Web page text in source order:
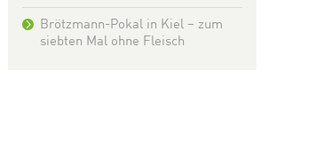
Brötzmann-Pokal in Kiel – zum
siebten Mal ohne Fleisch